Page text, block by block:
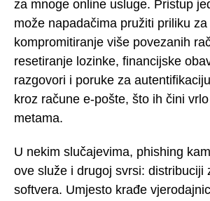
za mnoge online usluge. Pristup
može napadačima pružiti priliku za
kompromitiranje više povezanih
resetiranje lozinke, financijske
razgovori i poruke za
kroz račune e-pošte, što ih čini
metama.
U nekim slučajevima, phishing
ove služe i drugoj svrsi: distribuciji
softvera. Umjesto krađe